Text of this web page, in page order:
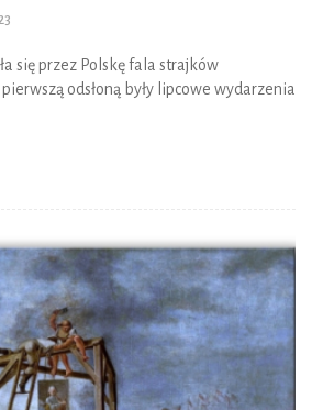
się przez Polskę fala strajków
odsłoną były lipcowe wydarzenia